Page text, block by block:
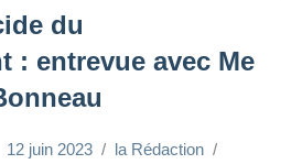
du
: entrevue avec Me
12 juin 2023
la Rédaction